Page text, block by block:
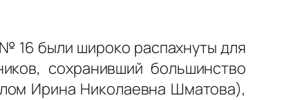
16 были широко распахнуты для
сохранивший большинство
Ирина Николаевна Шматова),